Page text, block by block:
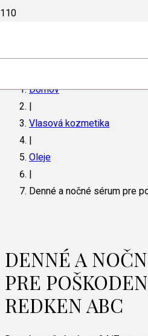
Domov
|
Vlasová kozmetika
|
Oleje
|
Denné a nočné sérum pre
DENNÉ A
PRE
REDKEN ABC